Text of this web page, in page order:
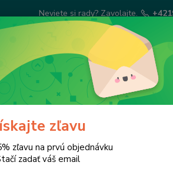
Neviete si rady? Zavolajte.
zľavu
zľavu na prvú objednávku
zadať váš email